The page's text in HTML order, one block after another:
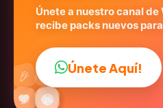
@feizao_br
26stickers Expresiones
😎
😂
🔥
💬
❤️ ✨
🤩
😜
🎉 👍
Únete a nuestro canal de
recibe packs nuevos
Únete Aquí!